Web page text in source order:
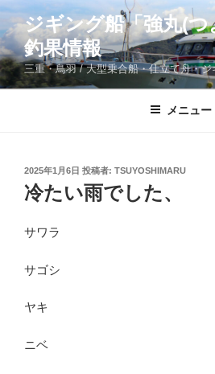
コ
ン
テ
ン
ツ
ジギング船「強丸(
釣果情報
三重・鳥羽 / 大型乗合船・仕立て舟・ジ
メニュー
投
稿
日:
2025年1月6日 投稿者: TSUYOSHIMARU
冷たい雨でした、
サワラ
サゴシ
ヤキ
ニベ